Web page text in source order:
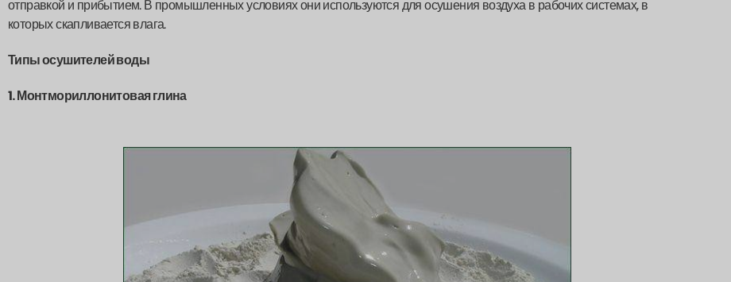
отправкой и прибытием. В промышленных условиях они используются для осушения воздуха в рабочих системах, в
которых скапливается влага.
Типы осушителей воды
1. Монтмориллонитовая глина